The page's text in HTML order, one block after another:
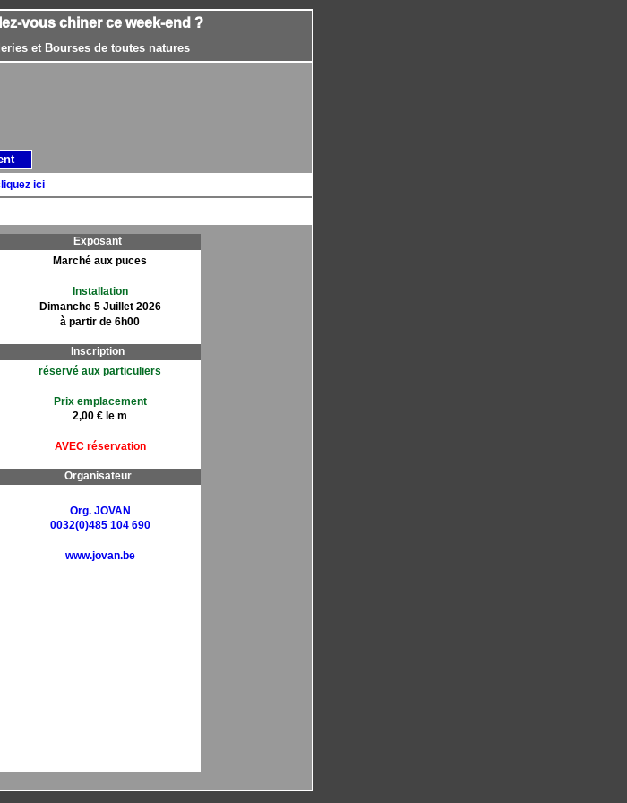
vous chiner ce week-end ?
et Bourses de toutes natures
ici
Exposant
Marché aux puces
Installation
Dimanche 5 Juillet 2026
à partir de 6h00
Inscription
réservé aux particuliers
Prix emplacement
2,00 € le m
AVEC réservation
Organisateur
Org. JOVAN
0032(0)485 104 690
www.jovan.be